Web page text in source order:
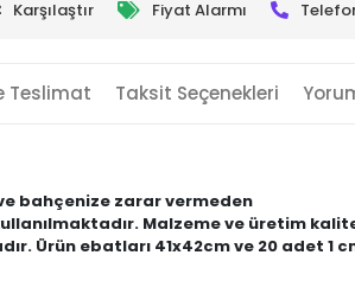
Karşılaştır Fiyat Alarmı
Teslimat Taksit Seçenekleri
bahçenize zarar vermeden
Malzeme ve üretim
Ürün ebatları 41x42cm ve 20 adet 1